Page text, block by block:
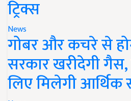
ट्रिक्स
News
गोबर और कचरे से
सरकार खरीदेगी
लिए मिलेगी आर्थिक